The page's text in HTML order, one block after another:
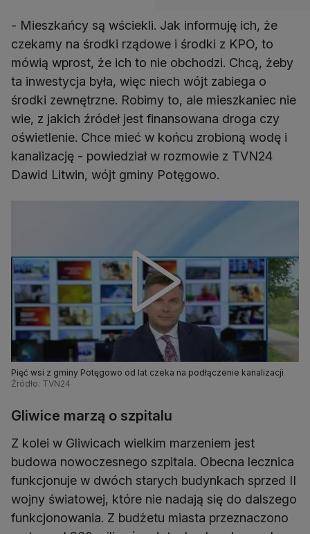
- Mieszkańcy są wściekli. Jak informuję ich, że
czekamy na środki rządowe i środki z KPO, to
mówią wprost, że ich to nie obchodzi. Chcą, żeby
ta inwestycja była, więc niech wójt zabiega o
środki zewnętrzne. Robimy to, ale mieszkaniec nie
wie, z jakich źródeł jest finansowana droga czy
oświetlenie. Chce mieć w końcu zrobioną wodę i
kanalizację - powiedział w rozmowie z TVN24
Dawid Litwin, wójt gminy Potęgowo.
Pięć wsi z gminy Potęgowo od lat czeka na podłączenie kanalizacji
Źródło: TVN24
Gliwice marzą o szpitalu
Z kolei w Gliwicach wielkim marzeniem jest
budowa nowoczesnego szpitala. Obecna lecznica
funkcjonuje w dwóch starych budynkach sprzed II
wojny światowej, które nie nadają się do dalszego
funkcjonowania. Z budżetu miasta przeznaczono